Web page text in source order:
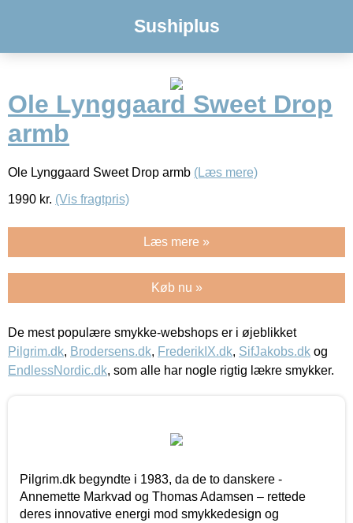
Sushiplus
Ole Lynggaard Sweet Drop
armb
Ole Lynggaard Sweet Drop armb (Læs mere)
1990 kr. (Vis fragtpris)
Læs mere »
Køb nu »
De mest populære smykke-webshops er i øjeblikket
Pilgrim.dk, Brodersens.dk, FrederikIX.dk, SifJakobs.dk og
EndlessNordic.dk, som alle har nogle rigtig lækre smykker.
Pilgrim.dk begyndte i 1983, da de to danskere -
Annemette Markvad og Thomas Adamsen – rettede
deres innovative energi mod smykkedesign og